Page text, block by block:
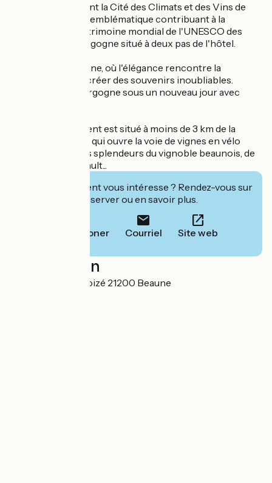
Explorez également la Cité des Climats et des Vins de
Beaune, un projet emblématique contribuant à la
désignation au patrimoine mondial de l'UNESCO des
vignobles de Bourgogne situé à deux pas de l'hôtel.
L'Hôtel voco Beaune, où l'élégance rencontre la
convivialité pour créer des souvenirs inoubliables.
Découvrez la Bourgogne sous un nouveau jour avec
Notre établissement est situé à moins de 3 km de la
"Porte des Avaux", qui ouvre la voie de vignes en vélo
pour découvrir les splendeurs du vignoble beaunois, de
Pommard, Meursault...
Cet établissement vous intéresse ? Rendez-vous sur
leur site pour réserver ou en savoir plus.
Téléphoner Courriel Site web
Localisation
3 rue du Moulin Noizé 21200 Beaune